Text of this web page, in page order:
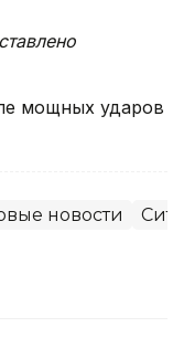
мощных ударов
новости